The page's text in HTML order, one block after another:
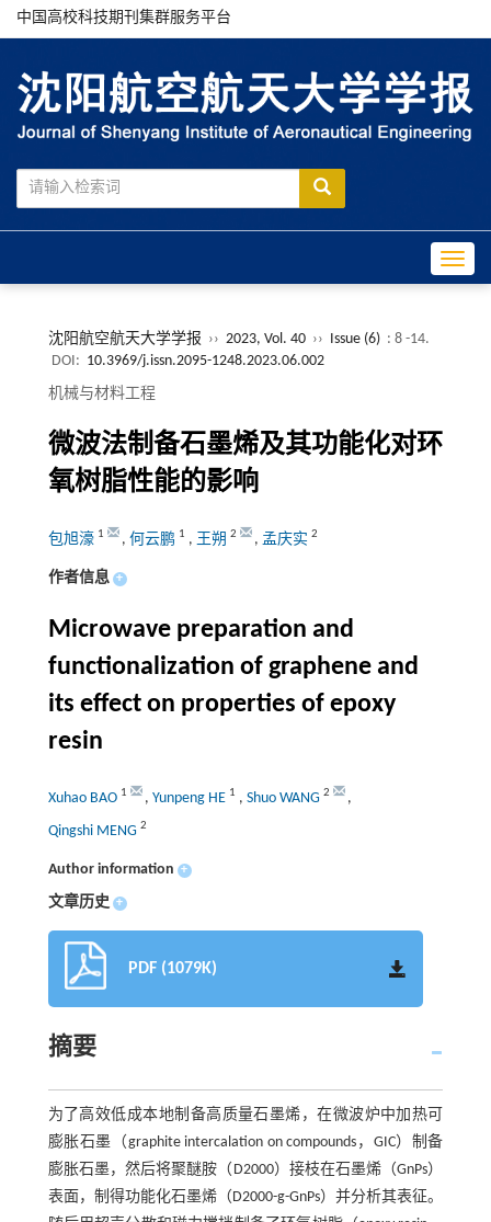
中国高校科技期刊集群服务平台
沈阳航空航天大学学报 ›› 2023, Vol. 40 ›› Issue (6) : 8 -14.
DOI: 10.3969/j.issn.2095-1248.2023.06.002
机械与材料工程
微波法制备石墨烯及其功能化对环
氧树脂性能的影响
包旭濠 1 , 何云鹏 1 , 王朔 2 , 孟庆实 2
作者信息 +
Microwave preparation and
functionalization of graphene and
its effect on properties of epoxy
resin
Xuhao BAO 1 , Yunpeng HE 1 , Shuo WANG 2
,
Qingshi MENG 2
Author information +
文章历史 +
PDF (1079K)
摘要
为了高效低成本地制备高质量石墨烯，在微波炉中加热可
膨胀石墨（graphite intercalation on compounds，GIC）制备
膨胀石墨，然后将聚醚胺（D2000）接枝在石墨烯（GnPs）
表面，制得功能化石墨烯（D2000-g-GnPs）并分析其表征。